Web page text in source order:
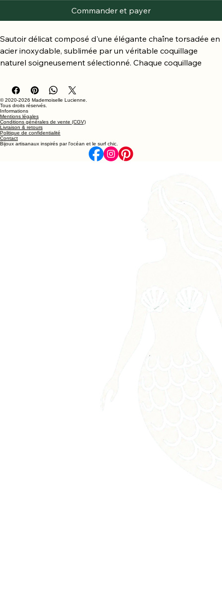
Commander et payer
Sautoir délicat composé d'une élégante chaîne torsadée en
acier inoxydable, sublimée par un véritable coquillage
naturel soigneusement sélectionné. Chaque coquillage
pièce singulière et authentique. Longueur totale : 40 cm.
Pendentif d'environ 3 cm (chaîne incluse).
Conseils d'entretien : afin de préserver la beauté et l'éclat
de votre bijou, évitez le contact prolongé avec l'eau, les
parfums et les produits chimiques. Conservez-le dans un
endroit sec, à l'abri de l'humidité.
© 2020-2026 Mademoiselle Lucienne.
Tous droits réservés.
Informations
Mentions légales
Conditions générales de vente (CGV)
Livraison & retours
Politique de confidentialité
Contact
Bijoux artisanaux inspirés par l'océan et le surf chic.